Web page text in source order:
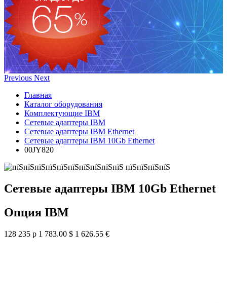
Previous Next
Главная
Каталог оборудования
Комплектующие IBM
Сетевые адаптеры IBM
Сетевые адаптеры IBM Ethernet
Сетевые адаптеры IBM 10Gb Ethernet
00JY820
Сетевые адаптеры IBM 10Gb Ethernet
Опция IBM
128 235 р 1 783.00 $ 1 626.55 €